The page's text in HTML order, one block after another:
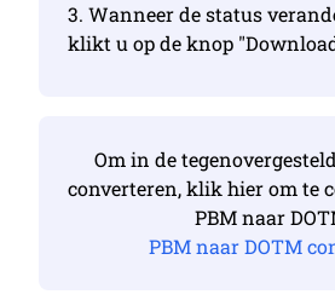
3. Wanneer de status
klikt u op de knop
Om in de
converteren, klik hier om te
PBM naar
PBM naar DOTM